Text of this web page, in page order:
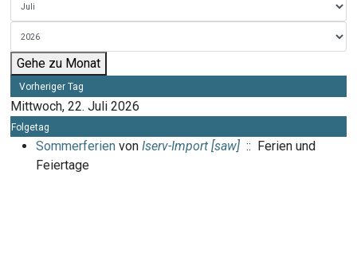
Gehe zu Monat
Vorheriger Tag
Mittwoch, 22. Juli 2026
Folgetag
Sommerferienvon Iserv-Import [saw]:: Ferien und
Feiertage